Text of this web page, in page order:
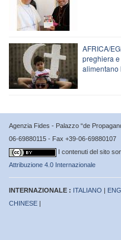
AFRICA/
preghiera
alimentano
Agenzia Fides - Palazzo “de
06-69880115 - Fax +39-06-69880107
I contenuti del sito
Attribuzione 4.0 Internazionale
INTERNAZIONALE : ITALIANO |
CHINESE |